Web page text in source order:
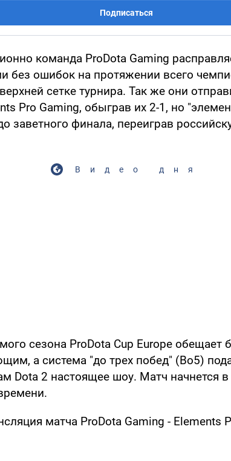
Подписаться
команда ProDota Gaming
без ошибок на протяжении всего
сетке турнира. Так же они
Pro Gaming, обыграв их 2-1, но
заветного финала, переиграв
Видео дня
сезона ProDota Cup Europe обещает
а система "до трех побед" (Bo5)
Dota 2 настоящее шоу. Матч начнется
матча ProDota Gaming - Elements